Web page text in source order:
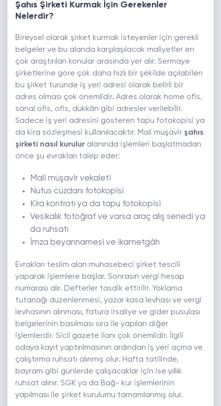
Şahıs Şirketi Kurmak İçin Gerekenler
Nelerdir?
Bireysel olarak şirket kurmak isteyenler için gerekli
belgeler ve bu alanda karşılaşılacak maliyetler en
çok araştırılan konular arasında yer alır. Sermaye
şirketlerine göre çok daha hızlı bir şekilde açılabilen
bu şirket türünde iş yeri adresi olarak belirli bir
adres olması çok önemlidir. Adres olarak home ofis,
sanal ofis, ofis, dükkân gibi adresler verilebilir.
Sadece iş yeri adresini gösteren tapu fotokopisi ya
da kira sözleşmesi kullanılacaktır. Mali müşavir şahıs
şirketi nasıl kurulur alanında işlemleri başlatmadan
önce şu evrakları talep eder:
Mali müşavir vekaleti
Nüfus cüzdanı fotokopisi
Kira kontratı ya da tapu fotokopisi
Vesikalık fotoğraf ve varsa araç alış senedi ya
da ruhsatı
İmza beyannamesi ve ikametgâh
Evrakları teslim alan muhasebeci şirket tescili
yaparak işlemlere başlar. Sonrasın vergi hesap
numarası alır. Defterler tasdik ettirilir. Yoklama
tutanağı düzenlenmesi, yazar kasa levhası ve vergi
levhasının alınması, fatura irsaliye ve gider pusulası
belgelerinin basılması sıra ile yapılan diğer
işlemlerdir. Sicil gazete ilanı çok önemlidir. İlgili
odaya kayıt yaptırılmasının ardından iş yeri açma ve
çalıştırma ruhsatı alınmış olur. Hafta tatilinde,
bayram gibi günlerde çalışacaklar için ise yıllık
ruhsat alınır. SGK ya da Bağ- kur işlemlerinin
yapılması ile şirket kurulumu tamamlanmış olur.